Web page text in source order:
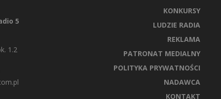
5
1.2
KONKURSY
LUDZIE RADIA
REKLAMA
PATRONAT MEDIALNY
POLITYKA PRYWATNOŚCI
NADAWCA
KONTAKT